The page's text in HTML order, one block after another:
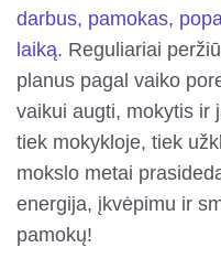
darbus, pamokas,
laiką. Reguliariai
planus pagal vaiko
vaikui augti, mokytis ir
tiek mokykloje, tiek
mokslo metai
energija, įkvėpimu ir
pamokų!